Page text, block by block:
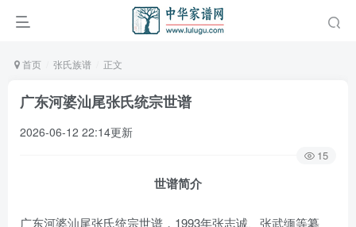
首页 张氏族谱 正文
广东河婆汕尾张氏统宗世谱
2026-06-12 22:14更新
15
世谱简介
广东河婆汕尾张氏统宗世谱，1993年张志诚、张武缅等纂